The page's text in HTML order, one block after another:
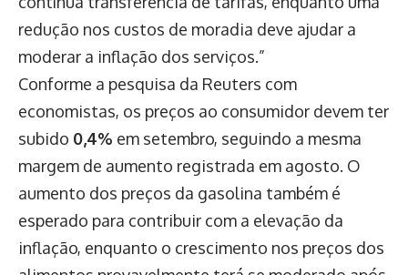
redução nos custos de moradia deve ajudar a
moderar a inflação dos serviços.”
Conforme a pesquisa da Reuters com
economistas, os preços ao consumidor devem ter
subido 0,4% em setembro, seguindo a mesma
margem de aumento registrada em agosto. O
aumento dos preços da gasolina também é
esperado para contribuir com a elevação da
inflação, enquanto o crescimento nos preços dos